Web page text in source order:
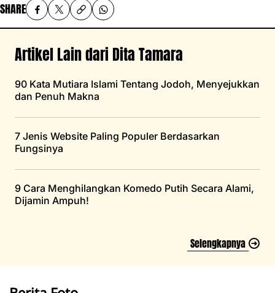
SHARE
Artikel Lain dari Dita Tamara
90 Kata Mutiara Islami Tentang Jodoh, Menyejukkan
dan Penuh Makna
7 Jenis Website Paling Populer Berdasarkan
Fungsinya
9 Cara Menghilangkan Komedo Putih Secara Alami,
Dijamin Ampuh!
Selengkapnya